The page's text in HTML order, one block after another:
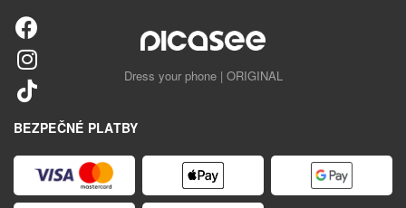
Dress your phone | ORIGINAL
BEZPEČNÉ PLATBY